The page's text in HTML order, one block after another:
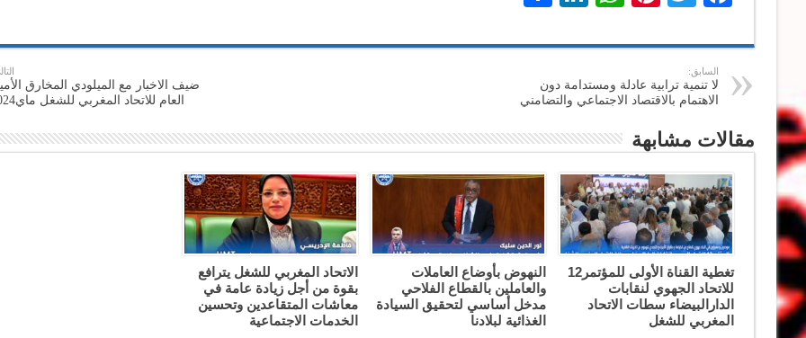
السابق:
لا تنمية ترابية عادلة ومستدامة دون
الاهتمام بالاقتصاد الاجتماعي والتضامني
ضيف الاخبار مع الميلودي المخارق
العام للاتحاد المغربي للشغل ماي2024
مقالات مشابهة
تغطية القناة الأولى للمؤتمر12
للاتحاد الجهوي لنقابات
الدارالبيضاء سطات الاتحاد
المغربي للشغل
النهوض بأوضاع العاملات
والعاملين بالقطاع الفلاحي
مدخل أساسي لتحقيق السيادة
الغذائية لبلادنا
الاتحاد المغربي للشغل يترافع
بقوة من أجل زيادة عامة في
معاشات المتقاعدين وتحسين
الخدمات الاجتماعية